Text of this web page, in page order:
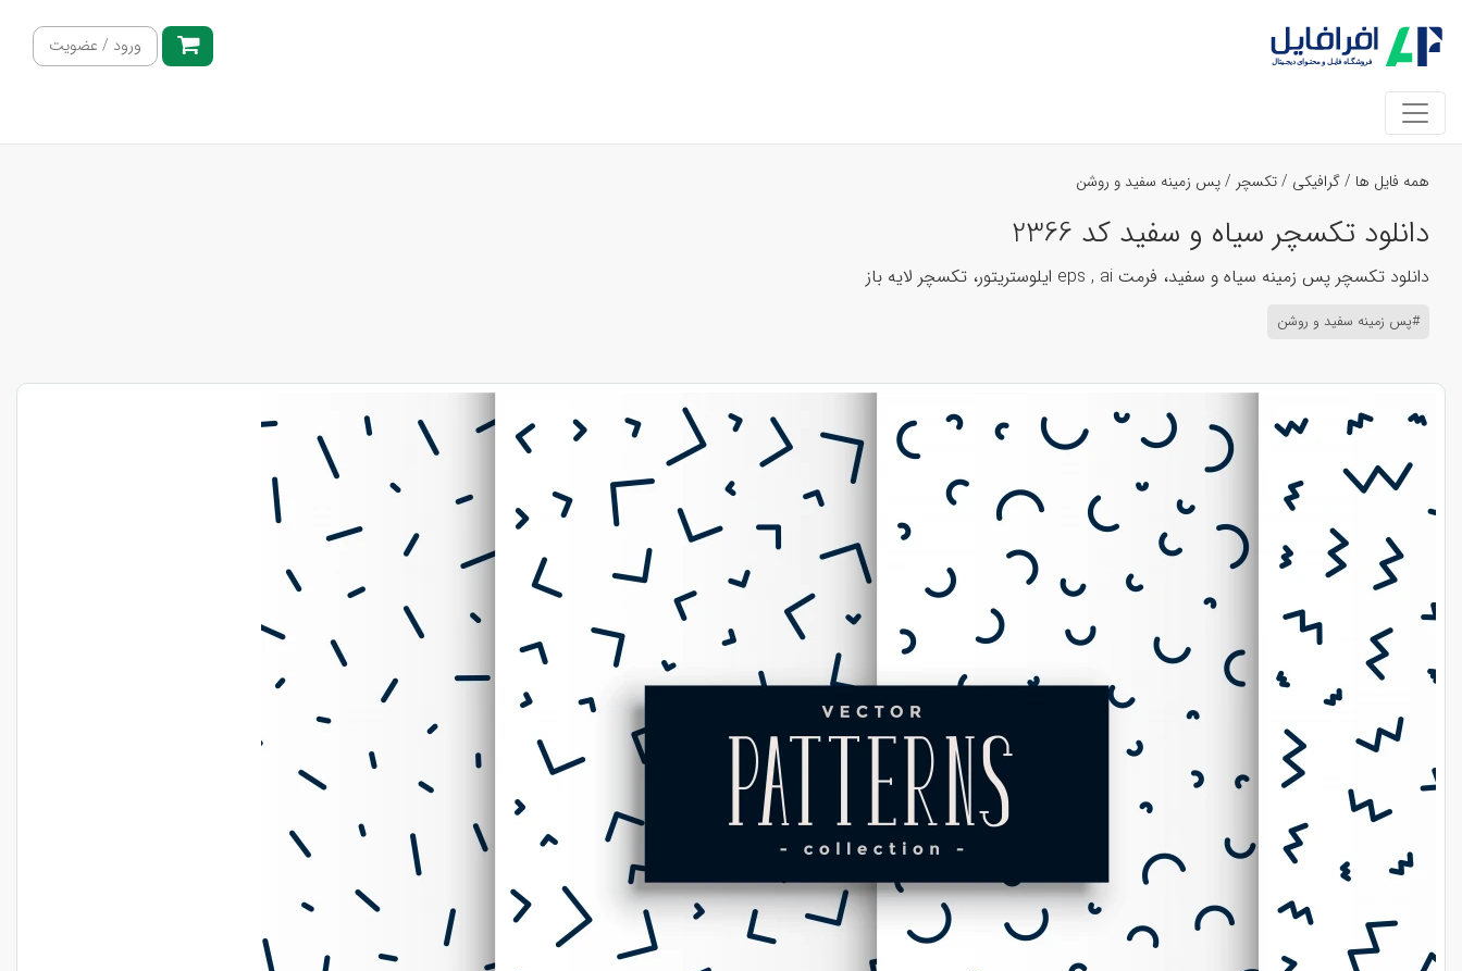
ورود / عضویت
همه فایل ها /گرافیکی /تکسچر /پس زمینه سفید و روشن
دانلود تکسچر سیاه و سفید کد 2366
دانلود تکسچر پس زمینه سیاه و سفید، فرمت eps , ai ایلوستریتور، تکسچر لایه باز
#پس زمینه سفید و روشن